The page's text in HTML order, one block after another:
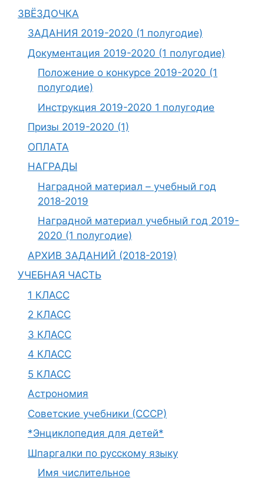
ЗВЁЗДОЧКА
ЗАДАНИЯ 2019-2020 (1 полугодие)
Документация 2019-2020 (1 полугодие)
Положение о конкурсе 2019-2020 (1
полугодие)
Инструкция 2019-2020 1 полугодие
Призы 2019-2020 (1)
ОПЛАТА
НАГРАДЫ
Наградной материал – учебный год
2018-2019
Наградной материал учебный год 2019-
2020 (1 полугодие)
АРХИВ ЗАДАНИЙ (2018-2019)
УЧЕБНАЯ ЧАСТЬ
1 КЛАСС
2 КЛАСС
3 КЛАСС
4 КЛАСС
5 КЛАСС
Астрономия
Советские учебники (СССР)
*Энциклопедия для детей*
Шпаргалки по русскому языку
Имя числительное